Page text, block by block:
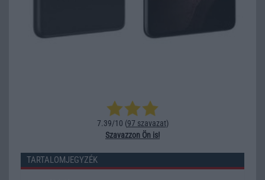
7.39/10 (97 szavazat)
Szavazzon Ön is!
TARTALOMJEGYZÉK